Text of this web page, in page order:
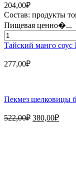
204,00₽
Состав: продукты
Пищевая ценно�...
Количество
товара
паста
280г
Тайский манго
277,00₽
Пекмез шелковицы
522,00₽ 380,00₽